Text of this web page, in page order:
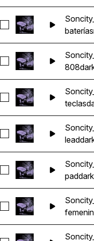
Seleccionar
batería
Seleccionar
808
Seleccionar
teclas
Seleccionar
lead
Seleccionar
paddark
Seleccionar